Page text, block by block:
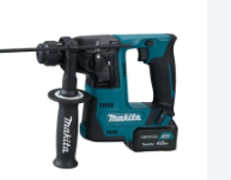
(11